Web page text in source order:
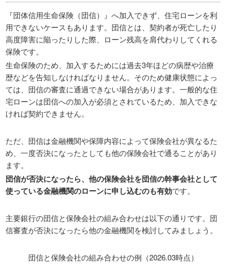
『団体信用生命保険（団信）』へ加入できず、住宅ローンを利
用できないケースもあります。団信とは、契約者が死亡したり
高度障害に陥ったりした際、ローン残高を肩代わりしてくれる
保険です。
生命保険のため、加入するためには過去3年ほどの病歴や治療
歴などを告知しなければなりません。そのため健康状態によっ
ては、団信の審査に通過できない場合があります。一般的な住
宅ローンは団信への加入が必須とされているため、加入できな
ければ契約できません。
ただ、団信は金融機関や保障内容によって保険会社が異なるた
め、一度否決になったとしても他の保険会社で通ることがあり
ます。
団信が否決になったら、他の保険会社を団信の幹事会社として
使っている金融機関のローンに申し込むのも有効です。
主要銀行の団信と保険会社の組み合わせは以下の通りです。団
信審査が否決になったら他の金融機関を検討してみましょう。
団信と保険会社の組み合わせの例（2026.03時点）